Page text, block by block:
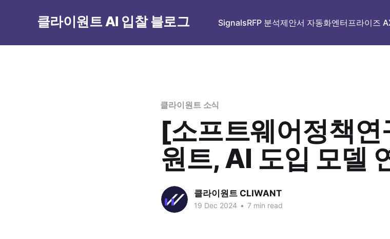
클라이원트 AI 입찰 블로그 SignalsRFP 분석제안서 자동화엔터프라이즈
클라이원트 소식
[소프트웨어정책연
원트, AI 도입 모델
클라이원트 CLIWANT
19 Dec 2024 • 7 min read